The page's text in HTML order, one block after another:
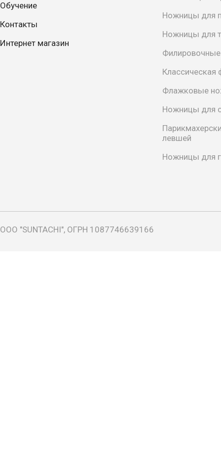
Обучение
Контакты
Интернет магазин
Ножницы для
Ножницы для
Классическая
Флажковые
Ножницы для
левшей
Ножницы для
ООО "SUNTACHI", ОГРН 1087746639166